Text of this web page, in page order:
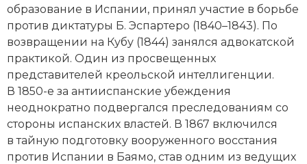
История международных отношений
История, философия, теория и методология
исторического знания
Итория международных отношений
Латинская Америка
Новая история
образование в Испании, принял участие в борьбе
против диктатуры Б. Эспартеро (1840–1843). По
возвращении на Кубу (1844) занялся адвокатской
практикой. Один из просвещенных
представителей креольской интеллигенции.
В 1850-е за антииспанские убеждения
неоднократно подвергался преследованиям со
стороны испанских властей. В 1867 включился
в тайную подготовку вооруженного восстания
против Испании в Баямо, став одним из ведущих